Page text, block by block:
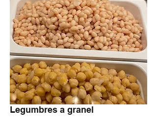
Legumbres a granel